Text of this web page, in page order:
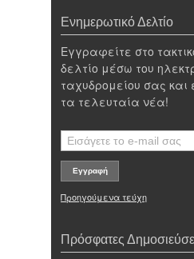
Ενημερωτικό Δελτίο
Εγγραφείτε στο
δελτίο μέσω του
ταχυδρομείου σας και
τα τελευταία νέα!
Προηγούμενα τεύχη
Πρόσφατες